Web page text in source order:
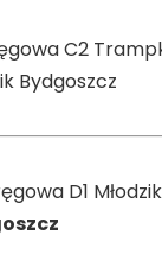
C2
Bydgoszcz
D1